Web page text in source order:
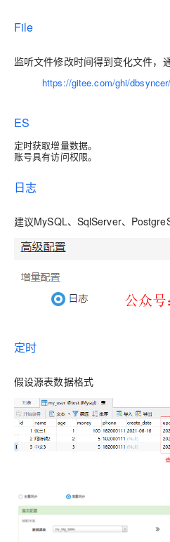
File
监听文件修改时间得到变化文件，
https://gitee.com/ghi/
ES
定时获取增量数据。
账号具有访问权限。
日志
建议MySQL、SqlServer、
定时
假设源表数据格式